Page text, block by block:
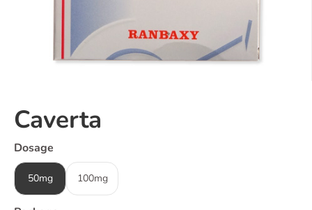
Caverta
Dosage
50mg 100mg